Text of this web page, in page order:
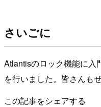
さいごに
Atlantisのロック機能に入
を行いました。皆さんも
この記事をシェアする